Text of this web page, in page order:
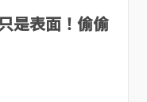
是表面！偷偷